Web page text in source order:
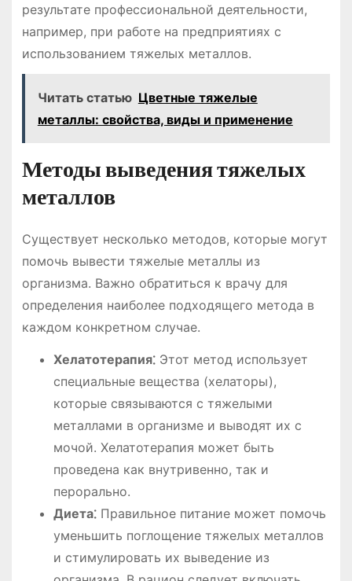
результате профессиональной деятельности,
например, при работе на предприятиях с
использованием тяжелых металлов.
Читать статью Цветные тяжелые
металлы: свойства, виды и применение
Методы выведения тяжелых
металлов
Существует несколько методов, которые могут
помочь вывести тяжелые металлы из
организма. Важно обратиться к врачу для
определения наиболее подходящего метода в
каждом конкретном случае.
Хелатотерапия⁚Этот метод использует
специальные вещества (хелаторы),
которые связываются с тяжелыми
металлами в организме и выводят их с
мочой. Хелатотерапия может быть
проведена как внутривенно, так и
перорально.
Диета⁚Правильное питание может помочь
уменьшить поглощение тяжелых металлов
и стимулировать их выведение из